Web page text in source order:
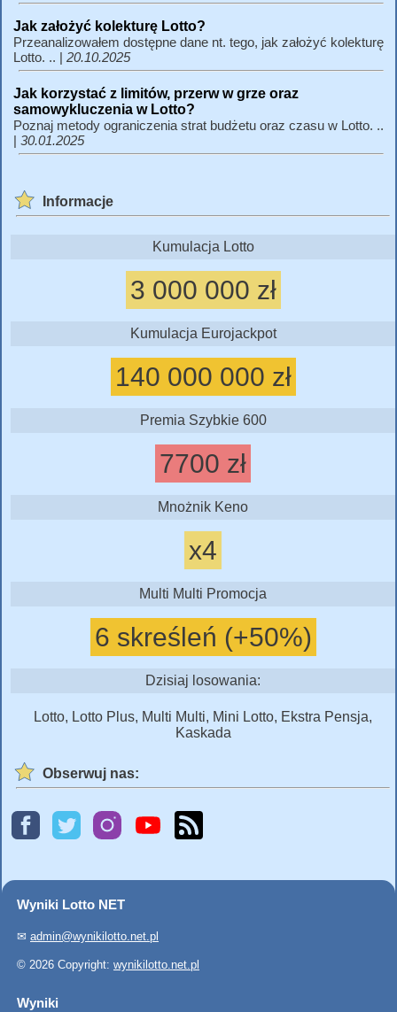
Jak założyć kolekturę Lotto?
Przeanalizowałem dostępne dane nt. tego, jak założyć kolekturę
Lotto. .. | 20.10.2025
Jak korzystać z limitów, przerw w grze oraz
samowykluczenia w Lotto?
Poznaj metody ograniczenia strat budżetu oraz czasu w Lotto. ..
| 30.01.2025
Informacje
Kumulacja Lotto
3 000 000 zł
Kumulacja Eurojackpot
140 000 000 zł
Premia Szybkie 600
7700 zł
Mnożnik Keno
x4
Multi Multi Promocja
6 skreśleń (+50%)
Dzisiaj losowania:
Lotto, Lotto Plus, Multi Multi, Mini Lotto, Ekstra Pensja,
Kaskada
Obserwuj nas:
Wyniki Lotto NET
✉ admin@wynikilotto.net.pl
© 2026 Copyright: wynikilotto.net.pl
Wyniki